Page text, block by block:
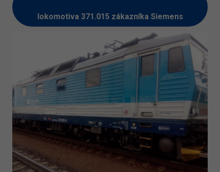
lokomotiva 371.015 zákazníka Siemens